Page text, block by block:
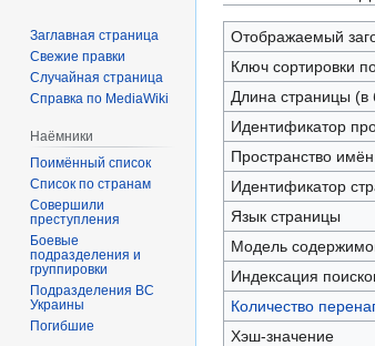
к
навигации
к
поиску
Отображаемый
Ключ сортировки
Длина страницы (в
Идентификатор
Пространство имён
Идентификатор
Язык страницы
Модель
Индексация
Количество
Хэш-значение
Заглавная страница
Свежие правки
Случайная страница
Справка по MediaWiki
Наёмники
Поимённый список
Список по странам
Совершили
преступления
Боевые
подразделения и
группировки
Подразделения ВС
Украины
Погибшие